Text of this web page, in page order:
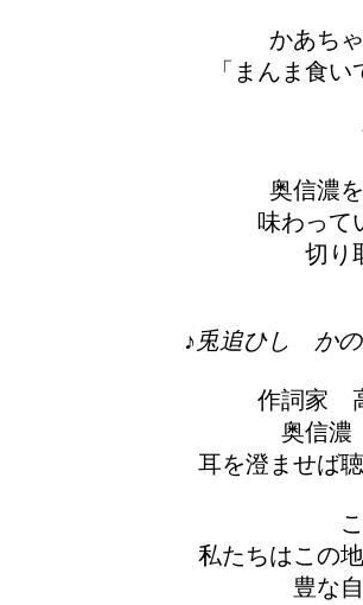
かあち
「まんま食
奥信濃
味わって
切り
♪兎追ひし か
作詞家
奥信濃
耳を澄ませば
私たちはこの
豊な